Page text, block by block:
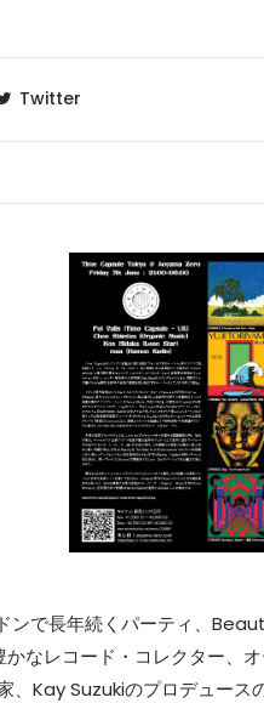
Twitter
ンで長年続くパーティ、
なレコード・コレクター、
、Kay Suzukiのプロデュース